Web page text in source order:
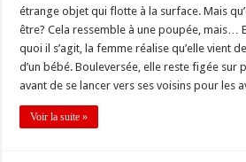
étrange objet qui flotte à la surface. Mais
être? Cela ressemble à une poupée, mais…
quoi il s’agit, la femme réalise qu’elle vient
d’un bébé. Bouleversée, elle reste figée sur
avant de se lancer vers ses voisins pour les
Voir la suite »